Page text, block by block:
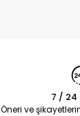
7 / 24
Öneri ve